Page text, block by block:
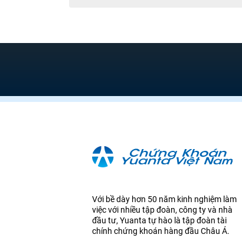
Với bề dày hơn 50 năm kinh nghiệm làm
việc với nhiều tập đoàn, công ty và nhà
đầu tư, Yuanta tự hào là tập đoàn tài
chính chứng khoán hàng đầu Châu Á.